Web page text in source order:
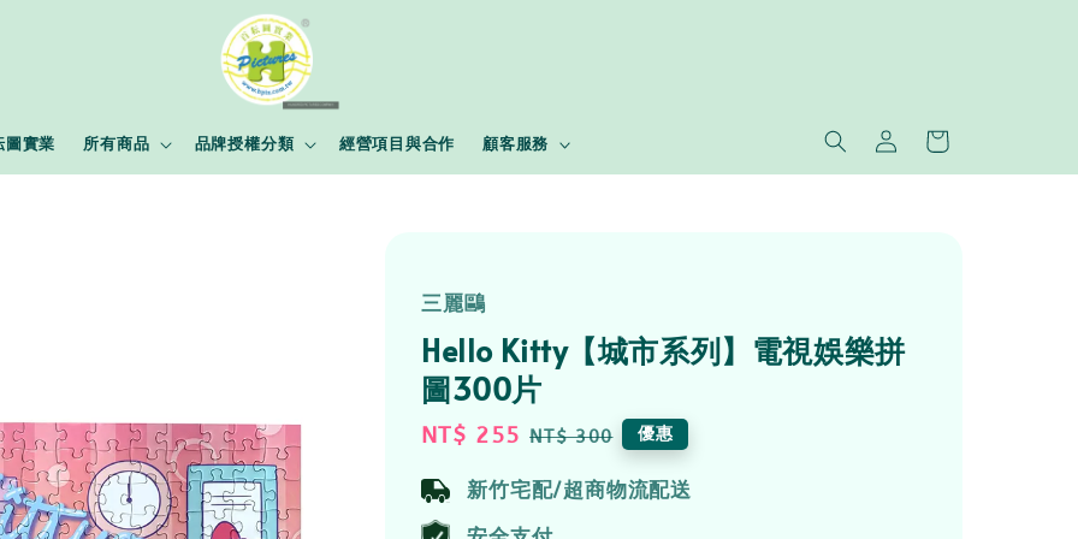
圖實業 所有商品 品牌授權分類 經營項目與合作 顧客服務
三麗鷗
Hello Kitty【城市系列】電視娛樂拼
圖300片
Sale
NT$ 255 Regular
NT$ 300 優惠
新竹宅配/超商物流配送